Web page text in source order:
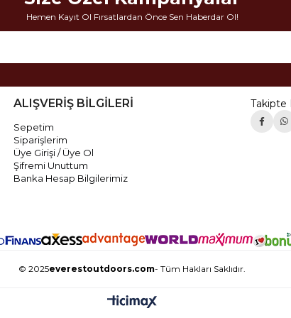
Hemen Kayıt Ol Fırsatlardan Önce Sen Haberdar Ol!
ALIŞVERİŞ BİLGİLERİ
Sepetim
Siparişlerim
Üye Girişi / Üye Ol
Şifremi Unuttum
Banka Hesap Bilgilerimiz
Takipte
© 2025everestoutdoors.com- Tüm Hakları Saklıdır.